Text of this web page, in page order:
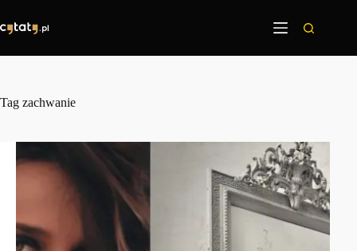
treści
Tag zachwanie